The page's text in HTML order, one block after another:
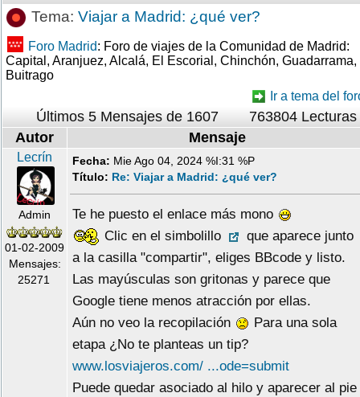
Tema: Viajar a Madrid: ¿qué ver?
Foro Madrid: Foro de viajes de la Comunidad de Madrid:
Capital, Aranjuez, Alcalá, El Escorial, Chinchón, Guadarrama,
Buitrago
Ir a tema del
Últimos 5 Mensajes de 1607
763804 Lecturas
Autor
Mensaje
Lecrín
Admin
01-02-2009
Mensajes:
25271
Fecha: Mie Ago 04, 2024 %I:31 %P
Título: Re: Viajar a Madrid: ¿qué ver?
Te he puesto el enlace más mono
Clic en el simbolillo
que aparece junto
a la casilla "compartir", eliges BBcode y listo.
Las mayúsculas son gritonas y parece que
Google tiene menos atracción por ellas.
Aún no veo la recopilación
Para una sola
etapa ¿No te planteas un tip?
www.losviajeros.com/ ...ode=submit
Puede quedar asociado al hilo y aparecer al pie